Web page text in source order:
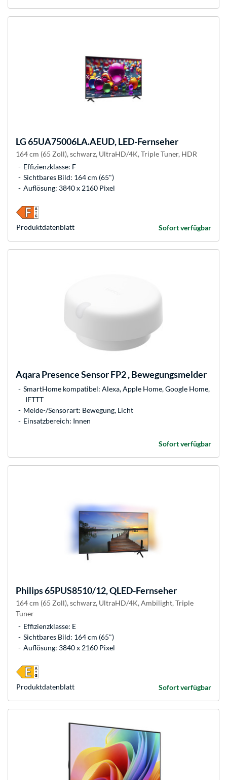
LG65UA75006LA.AEUD, LED-Fernseher
164 cm (65 Zoll), schwarz, UltraHD/4K, Triple Tuner, HDR
Effizienzklasse: F
Sichtbares Bild: 164 cm (65")
Auflösung: 3840 x 2160 Pixel
Sofort verfügbar
Produkt­datenblatt
AqaraPresence Sensor FP2 , Bewegungsmelder
SmartHome kompatibel: Alexa, Apple Home, Google Home,
IFTTT
Melde-/Sensorart: Bewegung, Licht
Einsatzbereich: Innen
Sofort verfügbar
Philips65PUS8510/12, QLED-Fernseher
164 cm (65 Zoll), schwarz, UltraHD/4K, Ambilight, Triple
Tuner
Effizienzklasse: E
Sichtbares Bild: 164 cm (65")
Auflösung: 3840 x 2160 Pixel
Sofort verfügbar
Produkt­datenblatt